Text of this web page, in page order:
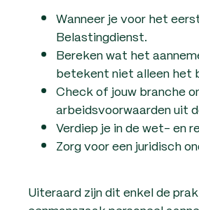
Wanneer je voor het
Belastingdienst.
Bereken wat het
betekent niet alleen het
Check of jouw branche
arbeidsvoorwaarden uit
Verdiep je in de wet- en
Zorg voor een juridisch
Uiteraard zijn dit enkel de